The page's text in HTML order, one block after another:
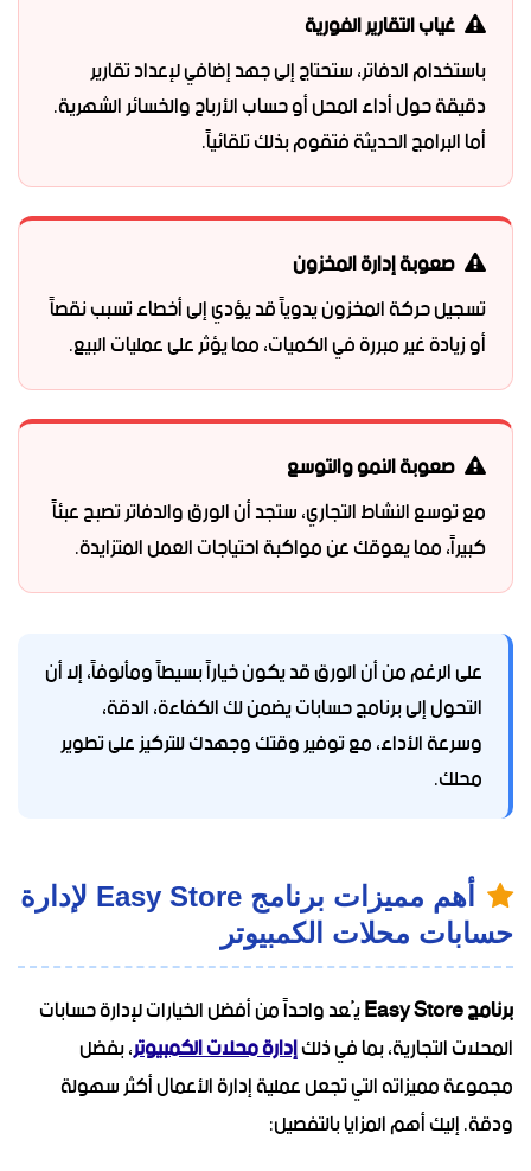
غياب التقارير الفورية
باستخدام الدفاتر، ستحتاج إلى جهد إضافي لإعداد تقارير
دقيقة حول أداء المحل أو حساب الأرباح والخسائر الشهرية.
أما البرامج الحديثة فتقوم بذلك تلقائياً.
صعوبة إدارة المخزون
تسجيل حركة المخزون يدوياً قد يؤدي إلى أخطاء تسبب نقصاً
أو زيادة غير مبررة في الكميات، مما يؤثر على عمليات البيع.
صعوبة النمو والتوسع
مع توسع النشاط التجاري، ستجد أن الورق والدفاتر تصبح عبئاً
كبيراً، مما يعوقك عن مواكبة احتياجات العمل المتزايدة.
على الرغم من أن الورق قد يكون خياراً بسيطاً ومألوفاً، إلا أن
التحول إلى برنامج حسابات يضمن لك الكفاءة، الدقة،
وسرعة الأداء، مع توفير وقتك وجهدك للتركيز على تطوير
محلك.
أهم مميزات برنامج Easy Store لإدارة
حسابات محلات الكمبيوتر
برنامج Easy Store يُعد واحداً من أفضل الخيارات لإدارة حسابات
المحلات التجارية، بما في ذلكإدارة محلات الكمبيوتر، بفضل
مجموعة مميزاته التي تجعل عملية إدارة الأعمال أكثر سهولة
ودقة. إليك أهم المزايا بالتفصيل: